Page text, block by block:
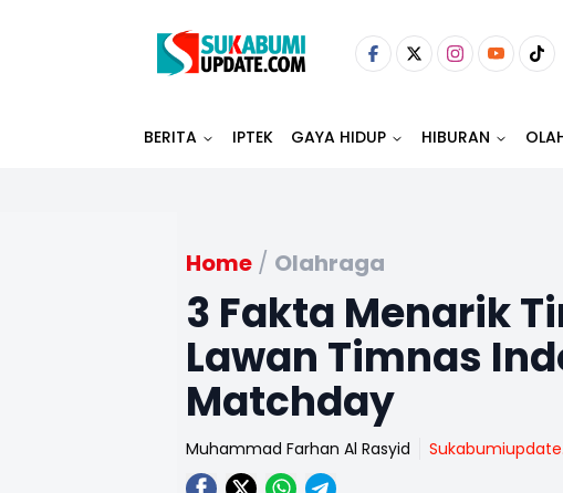
BERITA IPTEK GAYA HIDUP HIBURAN
Home / Olahraga
3 Fakta Menarik
Lawan Timnas
Matchday
Muhammad Farhan Al Rasyid